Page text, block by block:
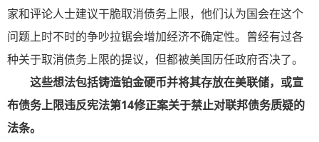
家和评论人士建议干脆取消债务上限，他们认为国会在这个
问题上时不时的争吵拉锯会增加经济不确定性。曾经有过各
种关于取消债务上限的提议，但都被美国历任政府否决了。
这些想法包括铸造铂金硬币并将其存放在美联储，或宣
布债务上限违反宪法第14修正案关于禁止对联邦债务质疑的
法条。